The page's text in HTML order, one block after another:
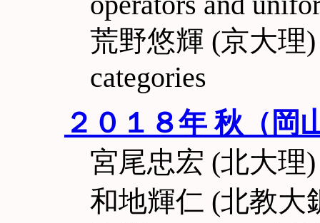
荒野悠輝 (京大理)
categories
２０１８年 秋（岡
宮尾忠宏 (北大理
和地輝仁 (北教大